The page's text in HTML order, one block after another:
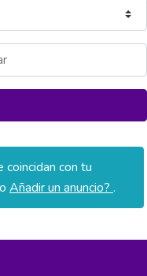
coincidan con tu
Añadir un anuncio? .